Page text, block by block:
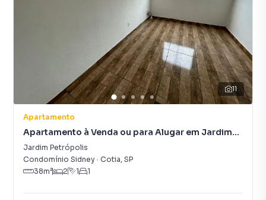
11
Apartamento
Apartamento à Venda ou para Alugar em Jardim
Petrópolis
Jardim Petrópolis
Condomínio Sidney · Cotia, SP
38m² 2 1 1